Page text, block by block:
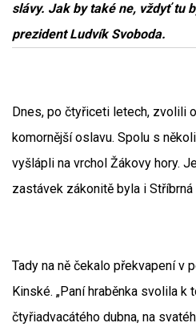
slávy. Jak by také ne, vždyť tu
prezident Ludvík Svoboda.
Dnes, po čtyřiceti letech, zvolili
komornější oslavu. Spolu s
vyšlápli na vrchol Žákovy hory.
zastávek zákonitě byla i Stříbrná
Tady na ně čekalo překvapení v
Kinské. „Paní hraběnka svolila k
čtyřiadvacátého dubna, na